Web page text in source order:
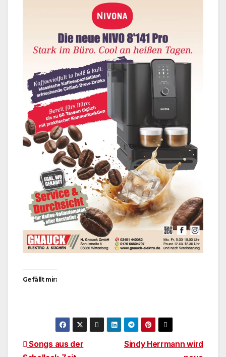
Gefällt mir:
Beitragsnavigation
Sindy Herrmann wird
Songs aus der